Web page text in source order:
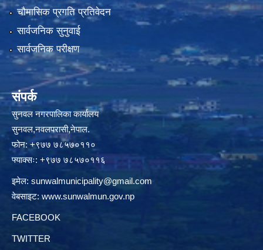
चौमासिक प्रगति प्रतिवेदन
सार्वजनिक सुनुवाई
सार्वजनिक परीक्षण
संपर्क
सुनवल नगरपालिका कार्यालय
सुनवल,नवलपरासी,नेपाल.
फोन: +९७७ ७८५७०११०
फ्याक्सः: +९७७ ७८५७०११६
इमेल: sunwalmunicipality@gmail.com
वेबसाइट: www.sunwalmun.gov.np
FACEBOOK
TWITTER